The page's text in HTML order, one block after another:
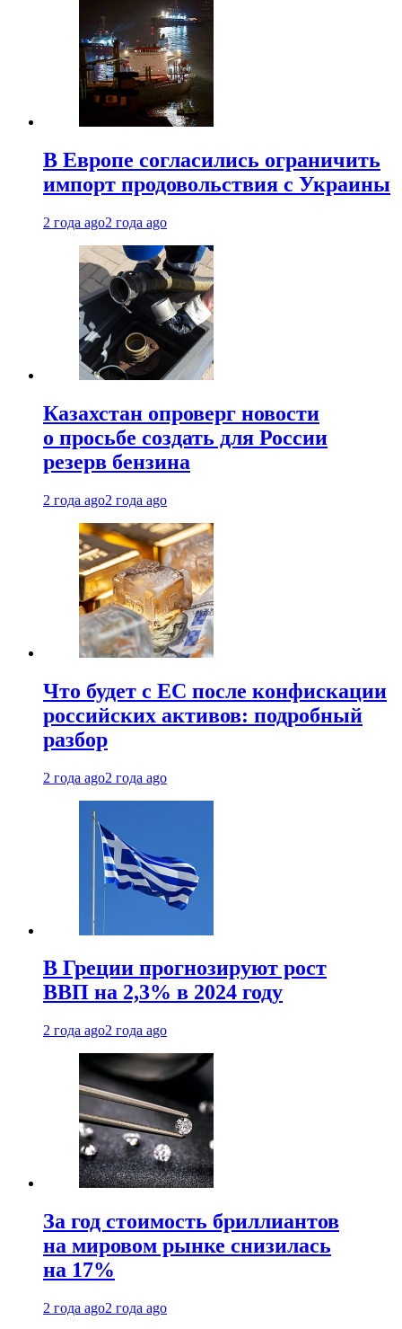
В Европе согласились ограничить
импорт продовольствия с Украины
2 года ago2 года ago
Казахстан опроверг новости
о просьбе создать для России
резерв бензина
2 года ago2 года ago
Что будет с ЕС после конфискации
российских активов: подробный
разбор
2 года ago2 года ago
В Греции прогнозируют рост
ВВП на 2,3% в 2024 году
2 года ago2 года ago
За год стоимость бриллиантов
на мировом рынке снизилась
на 17%
2 года ago2 года ago